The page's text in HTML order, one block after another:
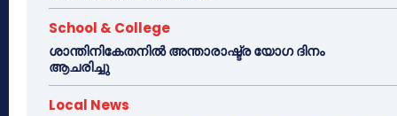
School & College
ശാന്തിനികേതനിൽ അന്താരാഷ്ട്ര യോഗ ദിനം
ആചരിച്ചു
Local News